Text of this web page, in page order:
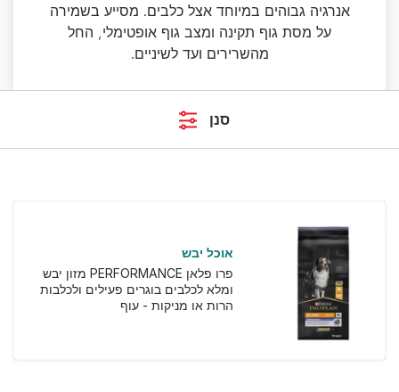
אנרגיה גבוהים במיוחד אצל כלבים. מסייע בשמירה
על מסת גוף תקינה ומצב גוף אופטימלי, החל
מהשרירים ועד לשיניים.
סנן
אוכל יבש
פרו פלאן PERFORMANCE מזון יבש
ומלא לכלבים בוגרים פעילים ולכלבות
הרות או מניקות - עוף